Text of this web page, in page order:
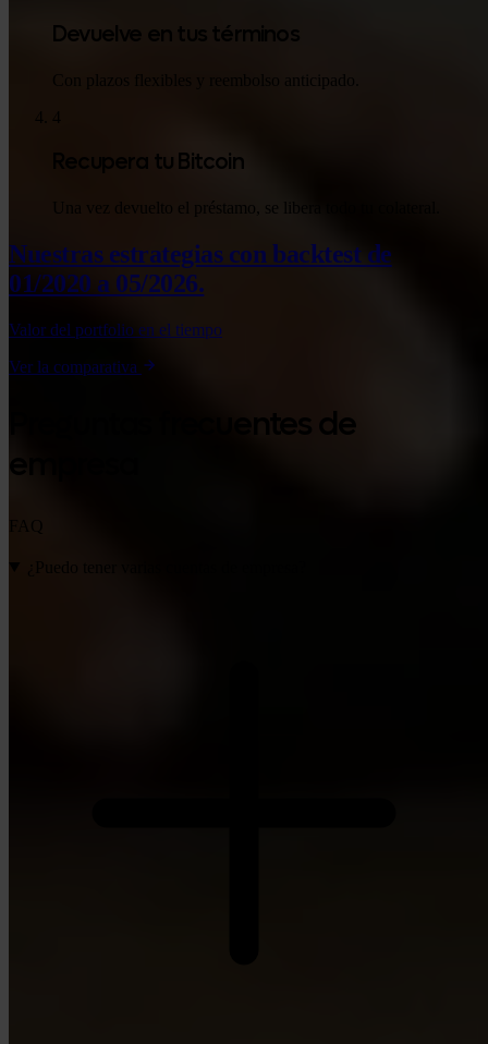
Devuelve en tus términos
Con plazos flexibles y reembolso anticipado.
Recupera tu Bitcoin
Una vez devuelto el préstamo, se libera todo tu colateral.
Nuestras estrategias con backtest de
01/2020 a 05/2026.
Valor del portfolio en el tiempo
Ver la comparativa
Preguntas frecuentes de